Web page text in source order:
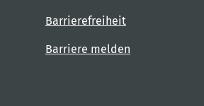
Barrierefreiheit
Barriere melden